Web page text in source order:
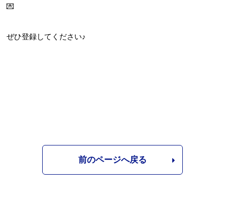
💌
ぜひ登録してください♪
前のページへ戻る